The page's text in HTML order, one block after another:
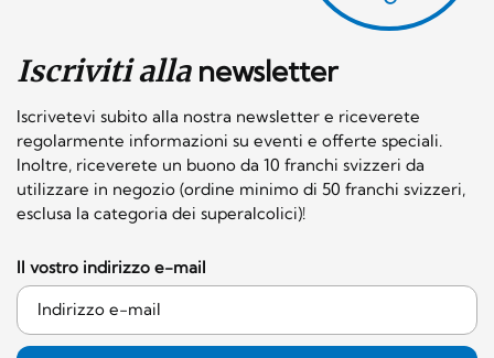
Iscriviti allanewsletter
Iscrivetevi subito alla nostra newsletter e riceverete
regolarmente informazioni su eventi e offerte speciali.
Inoltre, riceverete un buono da 10 franchi svizzeri da
utilizzare in negozio (ordine minimo di 50 franchi svizzeri,
esclusa la categoria dei superalcolici)!
Il vostro indirizzo e-mail